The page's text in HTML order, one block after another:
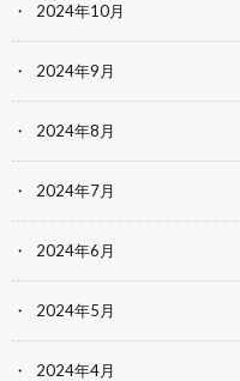
2024年10月
2024年9月
2024年8月
2024年7月
2024年6月
2024年5月
2024年4月